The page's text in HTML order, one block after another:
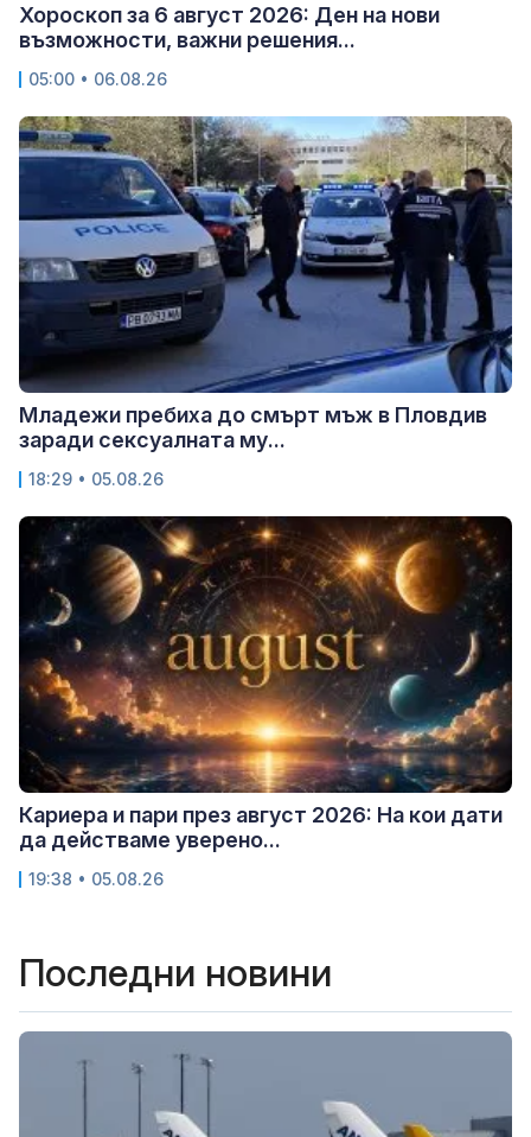
Хороскоп за 6 август 2026: Ден на нови
възможности, важни решения...
05:00 • 06.08.26
Младежи пребиха до смърт мъж в Пловдив
заради сексуалната му...
18:29 • 05.08.26
Кариера и пари през август 2026: На кои дати
да действаме уверено...
19:38 • 05.08.26
Последни новини